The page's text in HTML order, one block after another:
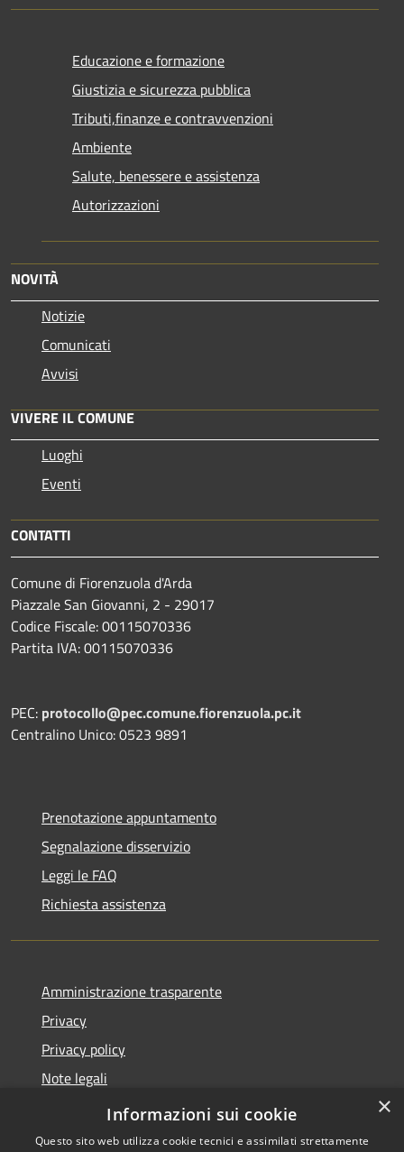
Educazione e formazione
Giustizia e sicurezza pubblica
Tributi,finanze e contravvenzioni
Ambiente
Salute, benessere e assistenza
Autorizzazioni
NOVITÀ
Notizie
Comunicati
Avvisi
VIVERE IL COMUNE
Luoghi
Eventi
CONTATTI
Comune di Fiorenzuola d'Arda
Piazzale San Giovanni, 2 - 29017
Codice Fiscale: 00115070336
Partita IVA: 00115070336
PEC: protocollo@pec.comune.fiorenzuola.pc.it
Centralino Unico: 0523 9891
Prenotazione appuntamento
Segnalazione disservizio
Leggi le FAQ
Richiesta assistenza
Amministrazione trasparente
Privacy
Privacy policy
Note legali
Dichiarazione di accessibilità
×
Informazioni sui cookie
Questo sito web utilizza cookie tecnici e assimilati strettamente